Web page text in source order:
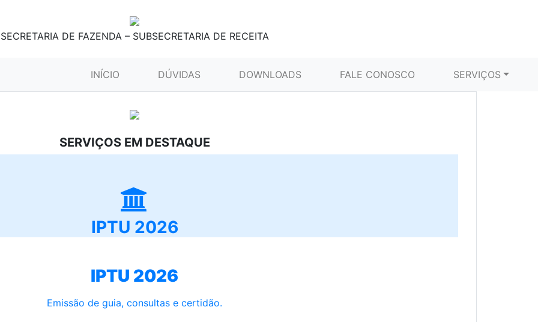
SECRETARIA DE FAZENDA – SUBSECRETARIA DE RECEITA
INÍCIO (CURRENT)DÚVIDAS DOWNLOADS FALE CONOSCO SERVIÇOS
SERVIÇOS EM DESTAQUE
IPTU 2026
IPTU 2026
Emissão de guia, consultas e certidão.